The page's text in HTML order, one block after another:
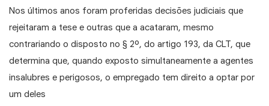
Nos últimos anos foram proferidas decisões judiciais que
rejeitaram a tese e outras que a acataram, mesmo
contrariando o disposto no § 2º, do artigo 193, da CLT, que
determina que, quando exposto simultaneamente a agentes
insalubres e perigosos, o empregado tem direito a optar por
um deles